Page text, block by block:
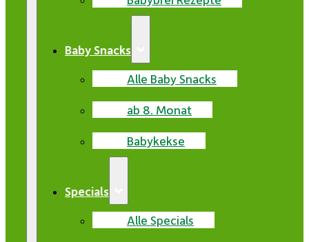
Baby Snacks
Alle Baby Snacks
ab 8. Monat
Babykekse
Specials
Alle Specials